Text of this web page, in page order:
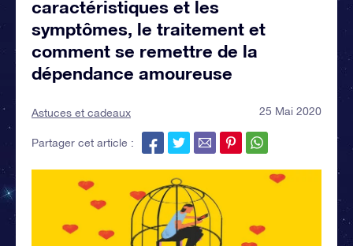
caractéristiques et les
symptômes, le traitement et
comment se remettre de la
dépendance amoureuse
Astuces et cadeaux 25 Mai 2020
Partager cet article :